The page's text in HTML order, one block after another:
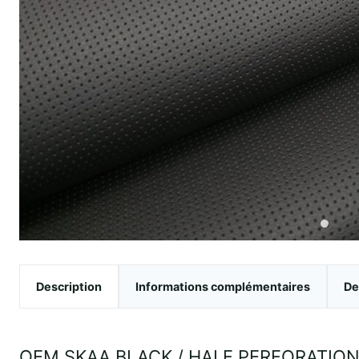
Description Informations complémentaires